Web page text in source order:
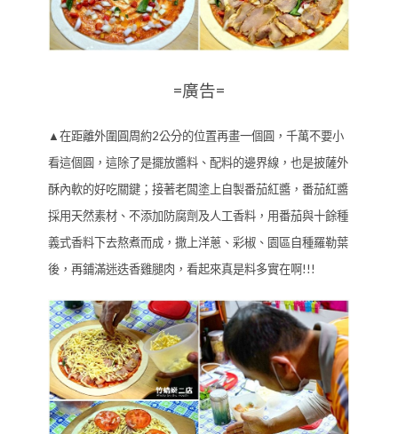
=廣告=
▲在距離外圍圓周約2公分的位置再畫一個圓，千萬不要小
看這個圓，這除了是擺放醬料、配料的邊界線，也是披薩外
酥內軟的好吃關鍵；接著老闆塗上自製番茄紅醬，番茄紅醬
採用天然素材、不添加防腐劑及人工香料，用番茄與十餘種
義式香料下去熬煮而成，撒上洋蔥、彩椒、園區自種羅勒葉
後，再鋪滿迷迭香雞腿肉，看起來真是料多實在啊!!!